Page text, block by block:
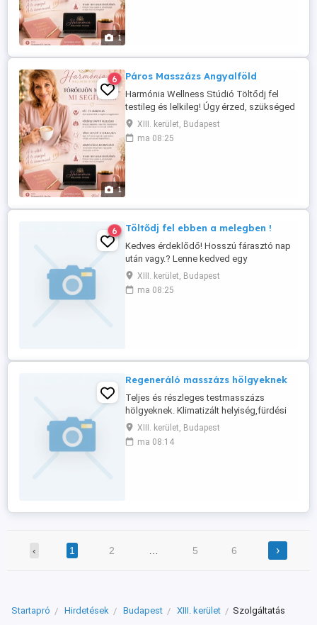
1
1
6 Páros Masszázs Angyalföld
Harmónia Wellness Stúdió Töltődj fel
testileg és lelkileg! Úgy érzed, szükséged
lenne egy kis énidőre? A mindennapi
rohanás, stressz és fáradtság után
megérdemelsz egy helyet, ahol csak
XIII. kerület, Budapest
ma 08:25
6 Töltődj fel ebben a melegben !
Kedves érdeklődő! Hosszú fárasztó nap
után vagy.? Lenne kedved egy
masszázshoz? Ne habozz jelentkezz be
hozzám még ma. Látod nekem is meleg
van , de szívesen várlak hogy feltöltődj a
XIII. kerület, Budapest
ma 08:25
Regeneráló masszázs hölgyeknek
Teljes és részleges testmasszázs
hölgyeknek. Klimatizált helyiség,fürdési
lehetős g. Teljes diszkréció. Egyénre
szabott masszázs,keresek teljesítése. 48
éves férfi masszőrtől.
XIII. kerület, Budapest
ma 08:14
‹ 1 2 5 6 ›
Startapró Hirdetések Budapest XIII. kerület Szolgáltatás